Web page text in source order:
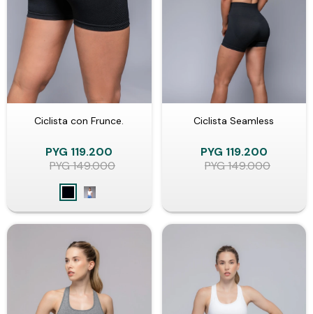
Ciclista con Frunce.
PYG 119.200
PYG149.000
Ciclista Seamless
PYG 119.200
PYG149.000